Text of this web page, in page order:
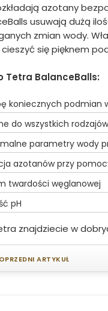
azotany
usuwają dużą
zmian wody.
się pięknem
Tetra BalanceBalls:
koniecznych podmian
do wszystkich
parametry wody
azotanów przy
twardości węglanowej
pH
znajdziecie w
ARTYKUŁ